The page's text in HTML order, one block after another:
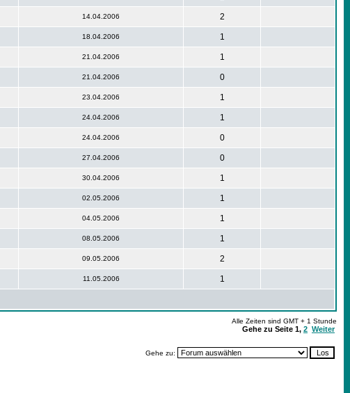
14.04.2006 2
18.04.2006 1
21.04.2006 1
21.04.2006 0
23.04.2006 1
24.04.2006 1
24.04.2006 0
27.04.2006 0
30.04.2006 1
02.05.2006 1
04.05.2006 1
08.05.2006 1
09.05.2006 2
11.05.2006 1
Alle Zeiten sind GMT + 1 Stunde
Gehe zu Seite 1, 2 Weiter
Gehe zu: